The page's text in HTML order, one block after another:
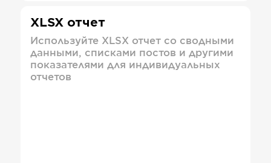
XLSX отчет
Используйте XLSX отчет со сводными
данными, списками постов и другими
показателями для индивидуальных
отчетов